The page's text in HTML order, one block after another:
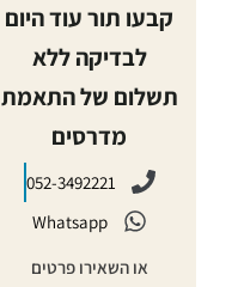
קבעו תור עוד היום
לבדיקה ללא
תשלום של התאמת
מדרסים
052-3492221
Whatsapp
או השאירו פרטים